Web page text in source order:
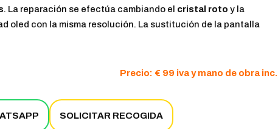
. La reparación se efectúa cambiando el cristal roto y la
oled con la misma resolución. La sustitución de la pantalla
Precio: € 99 iva y mano de obra inc.
SOLICITAR RECOGIDA